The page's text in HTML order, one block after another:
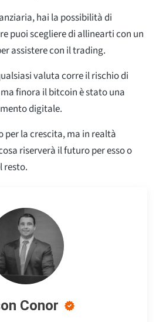
hai la possibilità di
puoi scegliere di allinearti con un
assistere con il trading.
valuta corre il rischio di
finora il bitcoin è stato una
digitale.
per la crescita, ma in realtà
riserverà il futuro per esso o
resto.
Conor